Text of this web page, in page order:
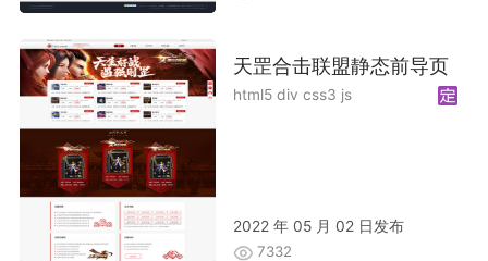
天罡合击联盟静态前导页
html5 div css3 js
2022 年 05 月 02 日发布
7332